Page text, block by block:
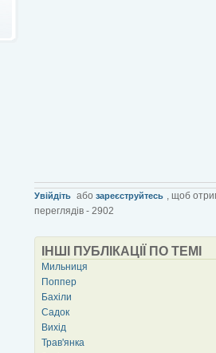
Увійдіть або зареєструйтесь , щоб
переглядів - 2902
ІНШІ ПУБЛІКАЦІЇ ПО ТЕМІ
Мильниця
Поппер
Бахіли
Садок
Вихід
Трав'янка